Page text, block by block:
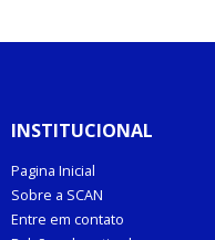
INSTITUCIONAL
Pagina Inicial
Sobre a SCAN
Entre em contato